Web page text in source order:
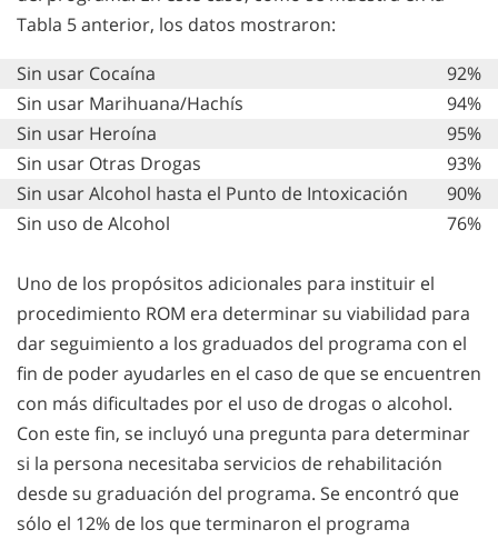
Tabla 5 anterior, los datos mostraron:
Sin usar Cocaína
92%
Sin usar Marihuana/Hachís
94%
Sin usar Heroína
95%
Sin usar Otras Drogas
93%
Sin usar Alcohol hasta el Punto de Intoxicación
90%
Sin uso de Alcohol
76%
Uno de los propósitos adicionales para instituir el
procedimiento ROM era determinar su viabilidad para
dar seguimiento a los graduados del programa con el
fin de poder ayudarles en el caso de que se encuentren
con más dificultades por el uso de drogas o alcohol.
Con este fin, se incluyó una pregunta para determinar
si la persona necesitaba servicios de rehabilitación
desde su graduación del programa. Se encontró que
sólo el 12% de los que terminaron el programa